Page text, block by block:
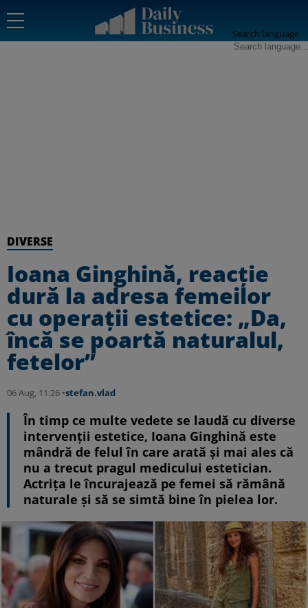
Search language
DIVERSE
Ioana Ginghină, reacție
dură la adresa femeilor
cu operații estetice: „Da,
încă se poartă naturalul,
fetelor”
06 Aug, 11:26 •stefan.vlad
În timp ce multe vedete se laudă cu diverse
intervenții estetice, Ioana Ginghină este
mândră de felul în care arată și mai ales că
nu a trecut pragul medicului estetician.
Actrița le încurajează pe femei să rămână
naturale și să se simtă bine în pielea lor.